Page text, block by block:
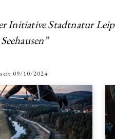
Initiative Stadtnatur
09/10/2024